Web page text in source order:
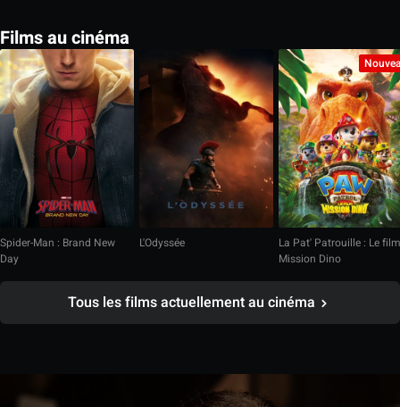
Films au cinéma
Spider-Man : Brand New
Day
L'Odyssée
La Pat' Patrouille : Le film
Mission Dino
Tous les films actuellement au cinéma